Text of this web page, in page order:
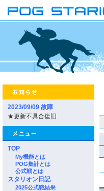
2023/09/09 故障
★更新不具合復旧
TOP
My機能とは
POG集計とは
公式戦とは
スタリオン日記
2025公式戦結果